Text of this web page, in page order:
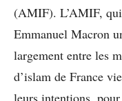
(AMIF). L’AMIF,
Emmanuel Macron
largement entre les
d’islam de France
leurs intentions,